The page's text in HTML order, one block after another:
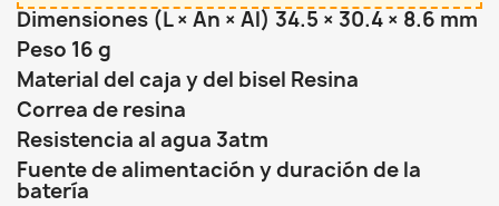
Dimensiones (L × An × Al) 34.5 × 30.4 × 8.6 mm
Peso 16 g
Material del caja y del bisel Resina
Correa de resina
Resistencia al agua 3atm
Fuente de alimentación y duración de la
batería